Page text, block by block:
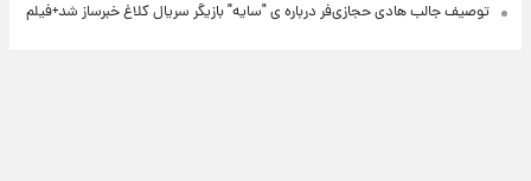
توصیف جالب هادی حجازی‌فر درباره ی "سایه" بازیگر سریال کلاغ خبرساز شد+فیلم